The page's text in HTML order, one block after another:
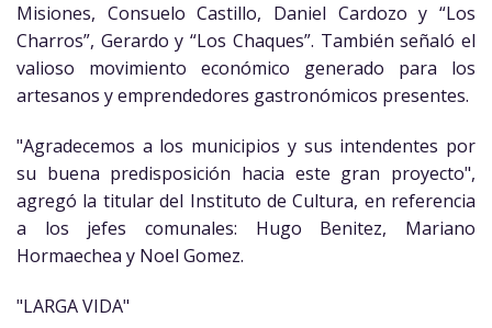
Misiones, Consuelo Castillo, Daniel Cardozo y “Los
Charros”, Gerardo y “Los Chaques”. También señaló el
valioso movimiento económico generado para los
artesanos y emprendedores gastronómicos presentes.
"Agradecemos a los municipios y sus intendentes por
su buena predisposición hacia este gran proyecto",
agregó la titular del Instituto de Cultura, en referencia
a los jefes comunales: Hugo Benitez, Mariano
Hormaechea y Noel Gomez.
"LARGA VIDA"